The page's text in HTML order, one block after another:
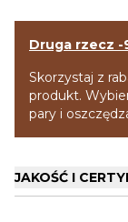
Druga rzecz -
Skorzystaj z
produkt.
pary i
JAKOŚĆ I